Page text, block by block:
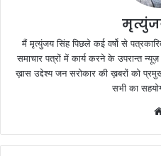
मैं मृत्युंजय सिंह पिछले कई वर्षो से
समाचार पत्रों में कार्य करने के उपरान्त
ख़ास उद्देश्य जन सरोकार की ख़बरों को
सभी का